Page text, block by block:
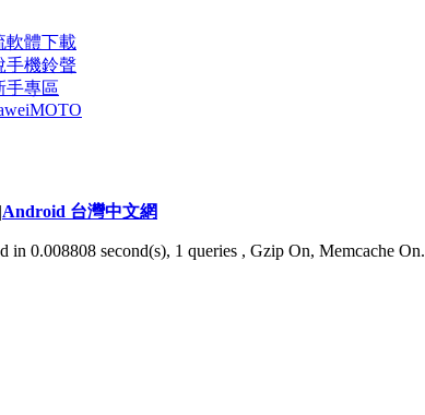
軟體下載
手機鈴聲
手專區
MOTO
|Android 台灣中文網
in 0.008808 second(s), 1 queries , Gzip On, Memcache On.